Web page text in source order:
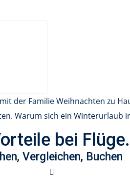
der Familie Weihnachten zu
Warum sich ein Winterurlaub
bei
Vergleichen, Buchen